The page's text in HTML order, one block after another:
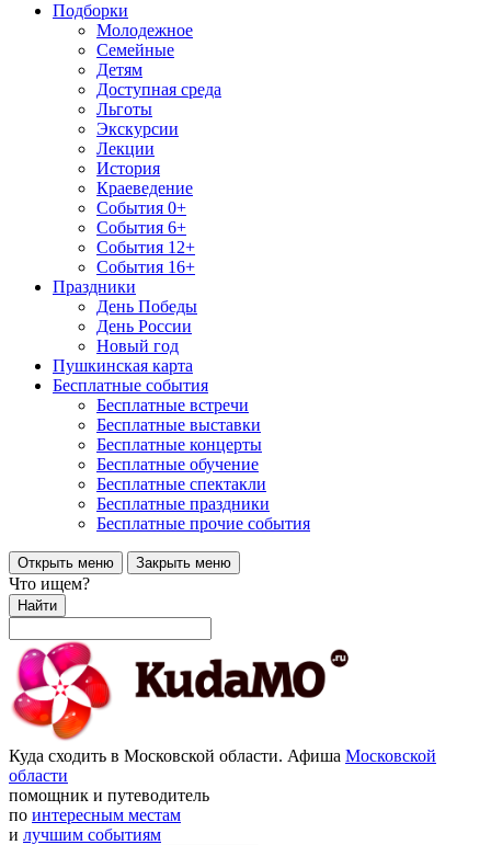
Подборки
Молодежное
Семейные
Детям
Доступная среда
Льготы
Экскурсии
Лекции
История
Краеведение
События 0+
События 6+
События 12+
События 16+
Праздники
День Победы
День России
Новый год
Пушкинская карта
Бесплатные события
Бесплатные встречи
Бесплатные выставки
Бесплатные концерты
Бесплатные обучение
Бесплатные спектакли
Бесплатные праздники
Бесплатные прочие события
Открыть меню Закрыть меню
Что ищем?
Найти
Куда сходить в Московской области. Афиша Московской
области
помощник и путеводитель
по интересным местам
и лучшим событиям